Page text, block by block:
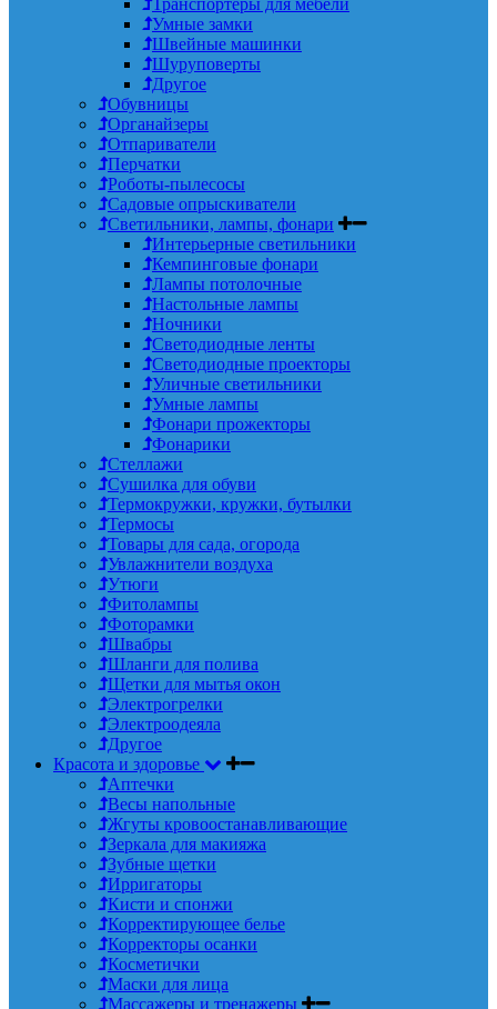
Умные замки
Швейные машинки
Шуруповерты
Другое
Обувницы
Органайзеры
Отпариватели
Перчатки
Роботы-пылесосы
Садовые опрыскиватели
Светильники, лампы, фонари
Интерьерные светильники
Кемпинговые фонари
Лампы потолочные
Настольные лампы
Ночники
Светодиодные ленты
Светодиодные проекторы
Уличные светильники
Умные лампы
Фонари прожекторы
Фонарики
Стеллажи
Сушилка для обуви
Термокружки, кружки, бутылки
Термосы
Товары для сада, огорода
Увлажнители воздуха
Утюги
Фитолампы
Фоторамки
Швабры
Шланги для полива
Щетки для мытья окон
Электрогрелки
Электроодеяла
Другое
Красота и здоровье
Аптечки
Весы напольные
Жгуты кровоостанавливающие
Зеркала для макияжа
Зубные щетки
Ирригаторы
Кисти и спонжи
Корректирующее белье
Корректоры осанки
Косметички
Маски для лица
Массажеры и тренажеры